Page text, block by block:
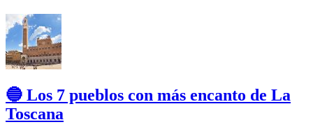
🔵 Los 7 pueblos con más encanto de La
Toscana